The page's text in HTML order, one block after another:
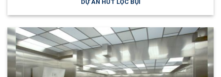
DỰ ÁN HÚT LỌC BỤI